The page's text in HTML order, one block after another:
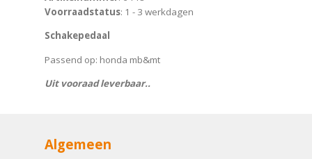
Voorraadstatus: 1 - 3 werkdagen
Schakepedaal
Passend op: honda mb&mt
Uit vooraad leverbaar..
Algemeen